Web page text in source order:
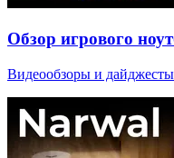
Обзор игрового
Видеообзоры и